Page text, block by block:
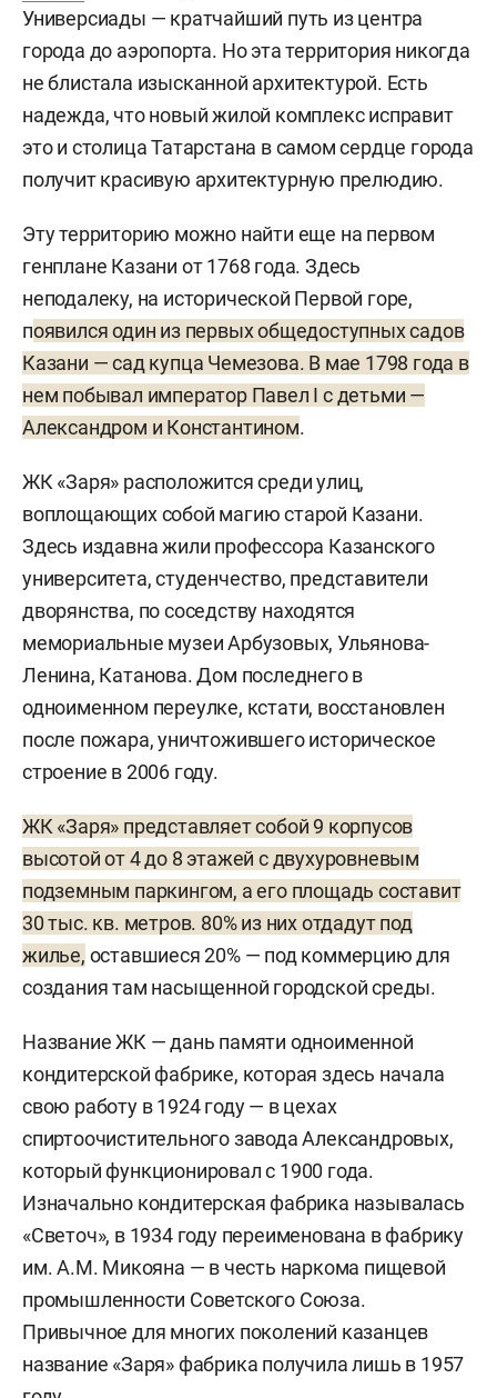
Универсиады — кратчайший путь из центра
города до аэропорта. Но эта территория никогда
не блистала изысканной архитектурой. Есть
надежда, что новый жилой комплекс исправит
это и столица Татарстана в самом сердце города
получит красивую архитектурную прелюдию.
Эту территорию можно найти еще на первом
генплане Казани от 1768 года. Здесь
неподалеку, на исторической Первой горе,
появился один из первых общедоступных садов
Казани — сад купца Чемезова. В мае 1798 года в
нем побывал император Павел I cдетьми —
Александром и Константином.
ЖК «Заря» расположится среди улиц,
воплощающих собой магию старой Казани.
Здесь издавна жили профессора Казанского
университета, студенчество, представители
дворянства, по соседству находятся
мемориальные музеи Арбузовых, Ульянова-
Ленина, Катанова. Дом последнего в
одноименном переулке, кстати, восстановлен
после пожара, уничтожившего историческое
строение в 2006 году.
ЖК «Заря» представляет собой 9 корпусов
высотой от 4 до 8 этажей с двухуровневым
подземным паркингом, а его площадь составит
30 тыс. кв. метров. 80% из них отдадут под
жилье, оставшиеся 20% — под коммерцию для
создания там насыщенной городской среды.
Название ЖК — дань памяти одноименной
кондитерской фабрике, которая здесь начала
свою работу в 1924 году — в цехах
спиртоочистительного завода Александровых,
который функционировал с 1900 года.
Изначально кондитерская фабрика называлась
«Светоч», в 1934 году переименована в фабрику
им. А.М. Микояна — в честь наркома пищевой
промышленности Советского Союза.
Привычное для многих поколений казанцев
название «Заря» фабрика получила лишь в 1957